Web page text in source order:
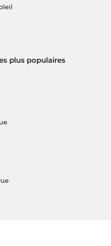
plus populaires